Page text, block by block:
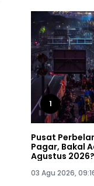
1
Pusat
Pagar, Bakal
Agustus 2026?
03 Agu 2026,